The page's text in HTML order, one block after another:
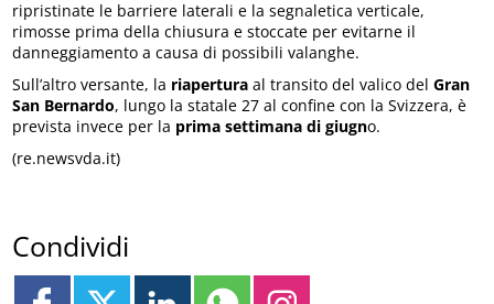
ripristinate le barriere laterali e la segnaletica verticale,
rimosse prima della chiusura e stoccate per evitarne il
danneggiamento a causa di possibili valanghe.
Sull’altro versante, la riapertura al transito del valico delGran
San Bernardo, lungo la statale 27 al confine con la Svizzera, è
prevista invece per la prima settimana di giugno.
(re.newsvda.it)
Condividi